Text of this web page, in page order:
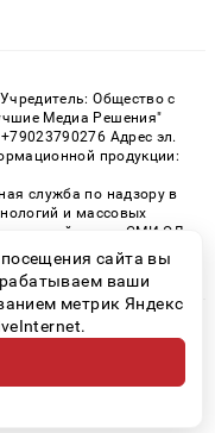
Общество с
Медиа Решения"
Адрес эл.
продукции:
служба по надзору в
и массовых
номер СМИ ЭЛ
защищены
16+
сайта вы
ваши
метрик Яндекс